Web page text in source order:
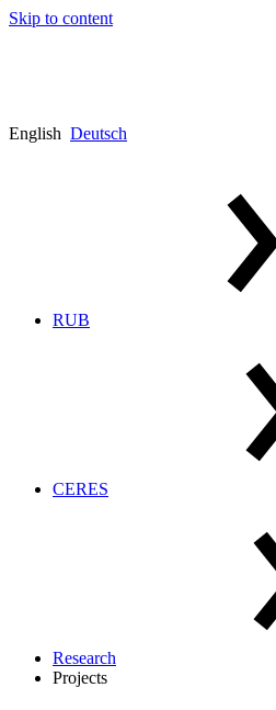
Skip to content
English Deutsch
RUB
CERES
Research
Projects